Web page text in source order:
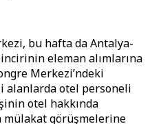
bu hafta da Antalya-
eleman alımlarına
Merkezi’ndeki
alanlarda otel personeli
otel hakkında
görüşmelerine